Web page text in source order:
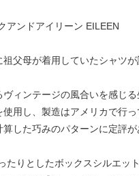
アンドアイリーン EILEEN
父母が着用していたシャツ
ィンテージの風合いを感じる
用し、製造はアメリカで行っ
算した巧みのパターンに定評
たりとしたボックスシルエッ